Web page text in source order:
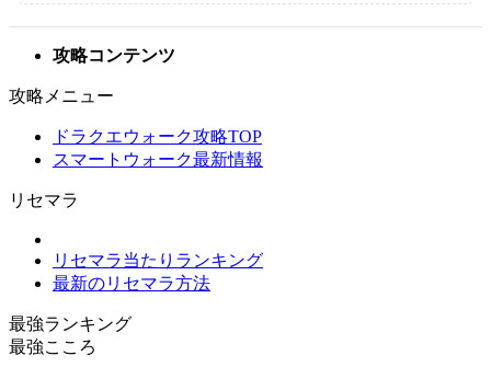
攻略コンテンツ
攻略メニュー
ドラクエウォーク攻略TOP
スマートウォーク最新情報
リセマラ
リセマラ当たりランキング
最新のリセマラ方法
最強ランキング
最強こころ